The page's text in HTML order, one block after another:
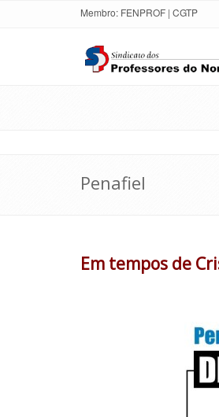
Membro: FENPROF | CGTP
Penafiel
Em tempos de